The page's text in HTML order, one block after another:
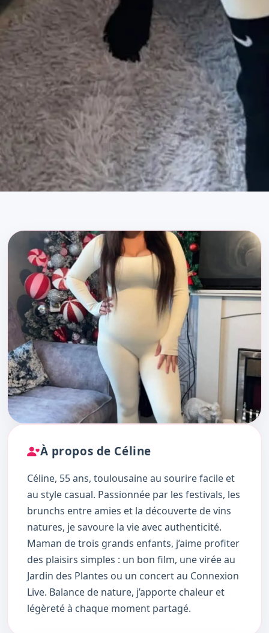
À propos de Céline
Céline, 55 ans, toulousaine au sourire facile et
au style casual. Passionnée par les festivals, les
brunchs entre amies et la découverte de vins
natures, je savoure la vie avec authenticité.
Maman de trois grands enfants, j’aime profiter
des plaisirs simples : un bon film, une virée au
Jardin des Plantes ou un concert au Connexion
Live. Balance de nature, j’apporte chaleur et
légèreté à chaque moment partagé.